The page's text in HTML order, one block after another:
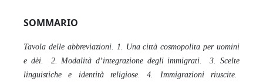
SOMMARIO
Tavola delle abbreviazioni. 1. Una città cosmopolita per uomini
e dèi. 2. Modalità d’integrazione degli immigrati. 3. Scelte
linguistiche e identità religiose. 4. Immigrazioni riuscite.